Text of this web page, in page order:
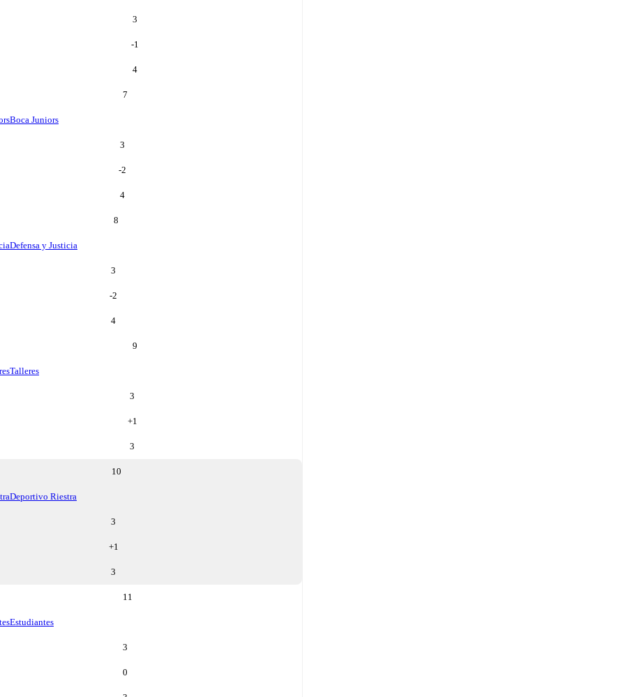
3
-1
4
7
Boca Juniors
3
-2
4
8
Defensa y Justicia
3
-2
4
9
Talleres
3
+1
3
10
Deportivo Riestra
3
+1
3
11
Estudiantes
3
0